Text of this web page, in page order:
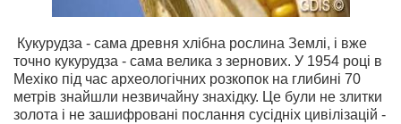
Кукурудза - сама древня хлібна рослина Землі, і вже
точно кукурудза - сама велика з зернових. У 1954 році в
Мехіко під час археологічних розкопок на глибині 70
метрів знайшли незвичайну знахідку. Це були не злитки
золота і не зашифровані послання сусідніх цивілізацій -